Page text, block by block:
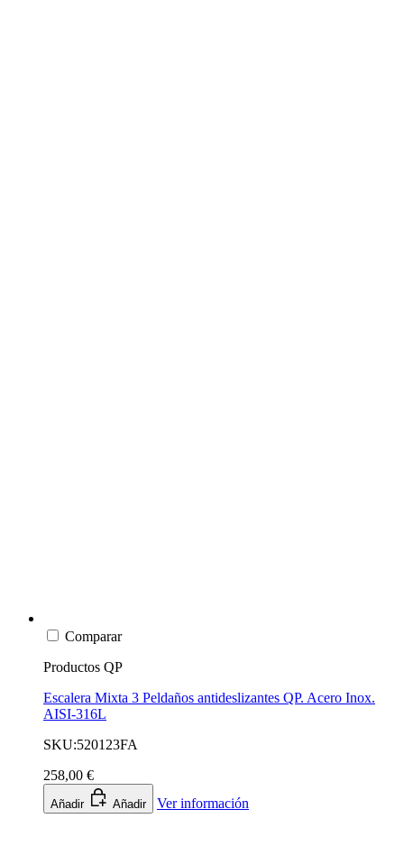
Comparar
Productos QP
Escalera Mixta 3 Peldaños antideslizantes QP. Acero Inox.
AISI-316L
SKU:520123FA
258,00 €
Añadir Añadir Ver información